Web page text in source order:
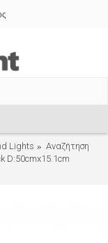
Lights
Αναζήτηση
D:50cmx15.1cm